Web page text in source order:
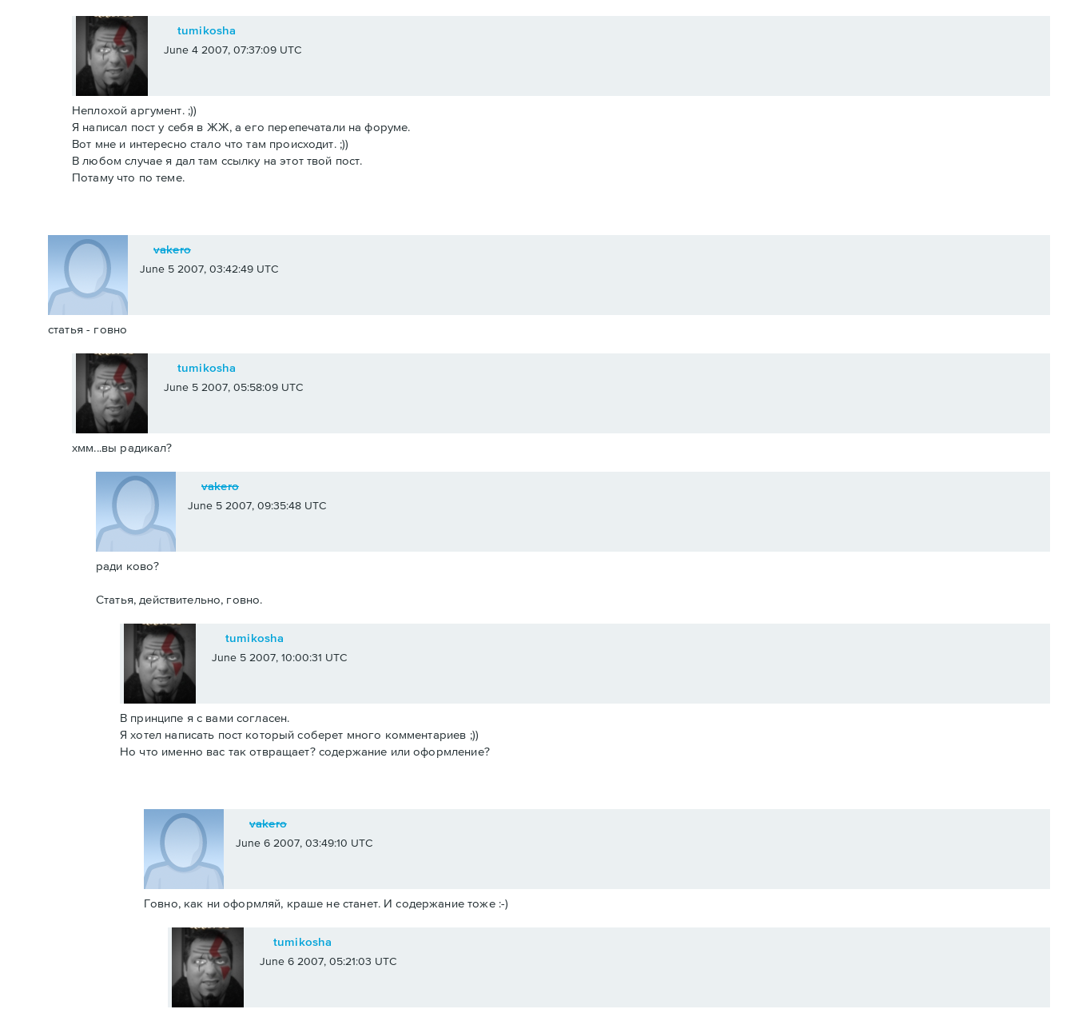
tumikosha
June 4 2007, 07:37:09 UTC
Неплохой аргумент. ;))
Я написал пост у себя в ЖЖ, а его перепечатали на форуме.
Вот мне и интересно стало что там происходит. ;))
В любом случае я дал там ссылку на этот твой пост.
Потаму что по теме.
vakero
June 5 2007, 03:42:49 UTC
статья - говно
tumikosha
June 5 2007, 05:58:09 UTC
хмм...вы радикал?
vakero
June 5 2007, 09:35:48 UTC
ради ково?
Статья, действительно, говно.
tumikosha
June 5 2007, 10:00:31 UTC
В принципе я с вами согласен.
Я хотел написать пост который соберет много комментариев ;))
Но что именно вас так отвращает? содержание или оформление?
vakero
June 6 2007, 03:49:10 UTC
Говно, как ни оформляй, краше не станет. И содержание тоже :-)
tumikosha
June 6 2007, 05:21:03 UTC